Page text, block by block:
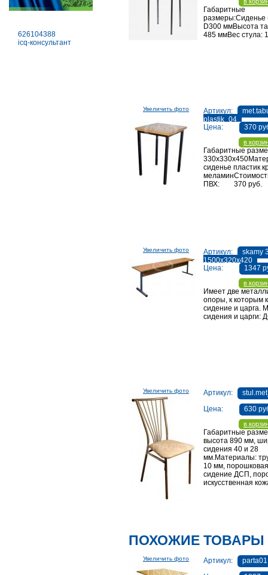
626104388
icq-консультант
Габаритные
размеры:Сиденье
D300 ммВысота
485 ммВес стула:
Увеличить фото Артикул:
plastik_04
Цена:
370
в
Габаритные
сиденье пластик
ПВХ: 370 руб.
Увеличить фото Артикул:
skamy
1500х320х420
Цена:
1347
в
Имеет две
опоры, к которым
сидение и царга.
сидения и царги:
Увеличить фото Артикул:
Цена:
630
в
Габаритные
высота 890 мм,
сидения 40 и 28
мм.Материалы:
10 мм, порошковая
сидение ДСП,
искусственная
ПОХОЖИЕ ТОВАРЫ
Увеличить фото Артикул:
parta01